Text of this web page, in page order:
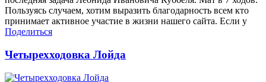
Пользуясь случаем, хотим выразить благодарность всем кто
принимает активное участие в жизни нашего сайта. Если у
Поделиться
Четырехходовка Лойда